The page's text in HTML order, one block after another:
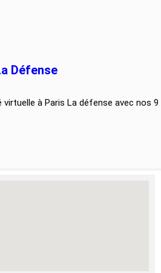
Défense
virtuelle à Paris La défense avec nos 9